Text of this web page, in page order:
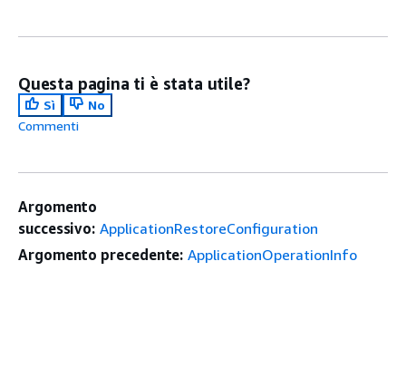
Questa pagina ti è stata utile?
Sì
No
Commenti
Argomento
successivo: ApplicationRestoreConfiguration
Argomento precedente: ApplicationOperationInfo